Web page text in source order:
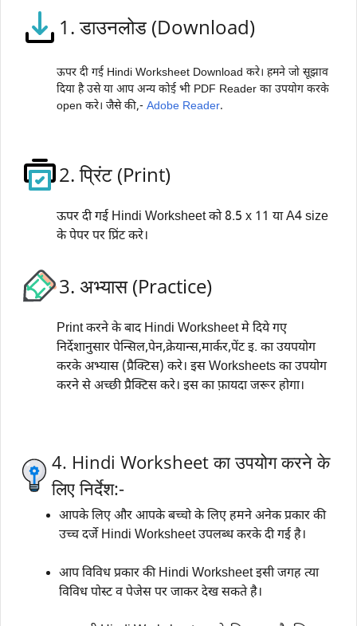
1. डाउनलोड (Download)
ऊपर दी गई Hindi Worksheet Download करे। हमने जो सूझाव
दिया है उसे या आप अन्य कोई भी PDF Reader का उपयोग करके
open करे। जैसे की,- Adobe Reader.
2. प्रिंट (Print)
ऊपर दी गई Hindi Worksheet को 8.5 x 11 या A4 size
के पेपर पर प्रिंट करे।
3. अभ्यास (Practice)
Print करने के बाद Hindi Worksheet मे दिये गए
निर्देशानुसार पेन्सिल,पेन,क्रेयान्स,मार्कर,पेंट इ. का उयपयोग
करके अभ्यास (प्रैक्टिस) करे। इस Worksheets का उपयोग
करने से अच्छी प्रैक्टिस करे। इस का फ़ायदा जरूर होगा।
4. Hindi Worksheet का उपयोग करने के
लिए निर्देश:-
आपके लिए और आपके बच्चो के लिए हमने अनेक प्रकार की
उच्च दर्जे Hindi Worksheet उपलब्ध करके दी गई है।
आप विविध प्रकार की Hindi Worksheet इसी जगह त्या
विविध पोस्ट व पेजेस पर जाकर देख सकते है।